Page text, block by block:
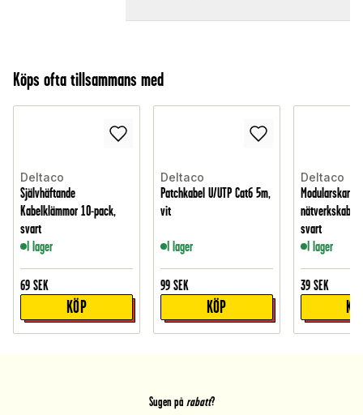
Köps ofta tillsammans med
Deltaco
Självhäftande
Kabelklämmor 10-pack,
svart
I lager
69 SEK
KÖP
Deltaco
Patchkabel U/UTP Cat6 5m,
vit
I lager
99 SEK
KÖP
Deltaco
nätverkskabel
svart
I lager
39 SEK
Sugen på rabatt?